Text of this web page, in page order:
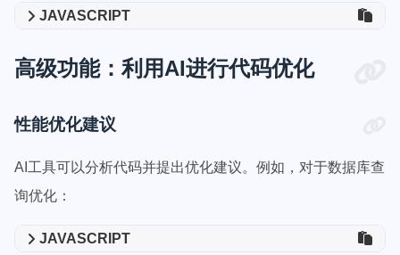
JAVASCRIPT
高级功能：利用AI进行代码优化
性能优化建议
AI工具可以分析代码并提出优化建议。例如，对于数据库查
询优化：
JAVASCRIPT